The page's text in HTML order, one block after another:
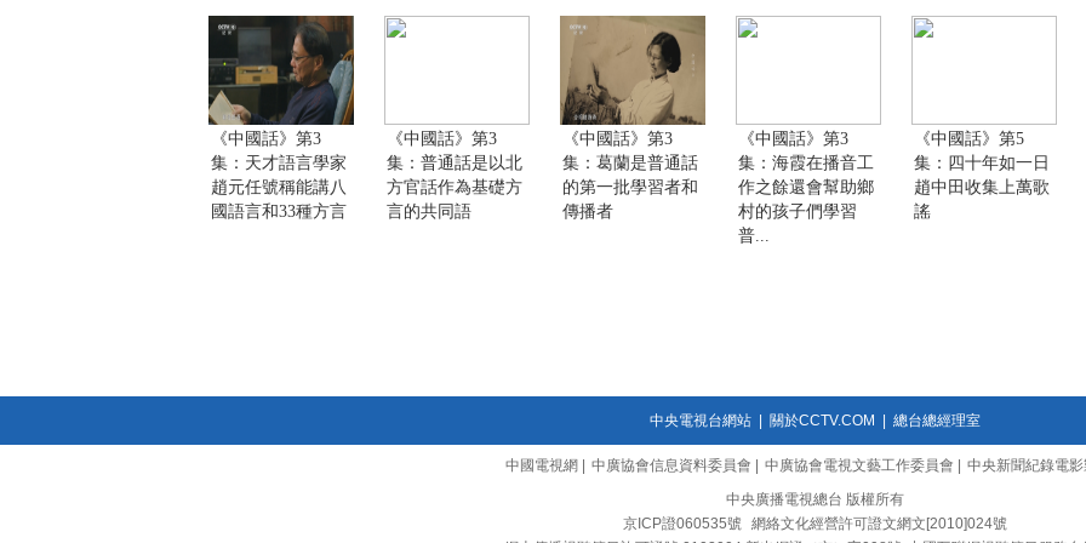
《中國話》第3
集：天才語言學家
趙元任號稱能講八
國語言和33種方言
《中國話》第3
集：普通話是以北
方官話作為基礎方
言的共同語
《中國話》第3
集：葛蘭是普通話
的第一批學習者和
傳播者
《中國話》第3
集：海霞在播音工
作之餘還會幫助鄉
村的孩子們學習
普...
《中國話》第5
集：四十年如一日
趙中田收集上萬歌
謠
中央電視台網站| 關於CCTV.COM 總台總經理室
中國電視網 中廣協會信息資料委員會 中廣協會電視文藝工作委員會
中央新聞紀錄電
中央廣播電視總台 版權所有
京ICP證060535號
網絡文化經營許可證文網文[2010]024號